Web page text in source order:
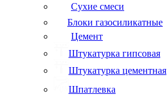
Сухие смеси
Блоки газосиликатные
Цемент
Штукатурка гипсовая
Штукатурка цементная
Шпатлевка